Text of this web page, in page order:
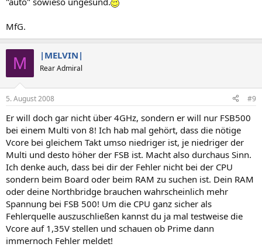
MfG.
M |MELVIN|
Rear Admiral
5. August 2008 #9
Er will doch gar nicht über 4GHz, sondern er will nur FSB500
bei einem Multi von 8! Ich hab mal gehört, dass die nötige
Vcore bei gleichem Takt umso niedriger ist, je niedriger der
Multi und desto höher der FSB ist. Macht also durchaus Sinn.
Ich denke auch, dass bei dir der Fehler nicht bei der CPU
sondern beim Board oder beim RAM zu suchen ist. Dein RAM
oder deine Northbridge brauchen wahrscheinlich mehr
Spannung bei FSB 500! Um die CPU ganz sicher als
Fehlerquelle auszuschließen kannst du ja mal testweise die
Vcore auf 1,35V stellen und schauen ob Prime dann
immernoch Fehler meldet!